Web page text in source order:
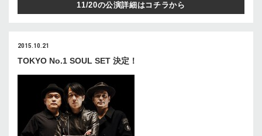
11/20の公演詳細はコチラから
2015.10.21
TOKYO No.1 SOUL SET 決定！